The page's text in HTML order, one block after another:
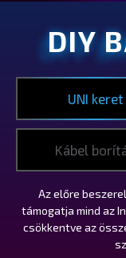
DIY
UNI keret
Kábel
Az előre
támogatja mind az
csökkentve az